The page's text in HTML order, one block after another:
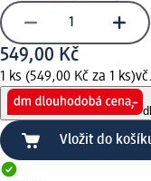
549,00 Kč
1 ks (549,00 Kč za 1 ks)
Vložit do